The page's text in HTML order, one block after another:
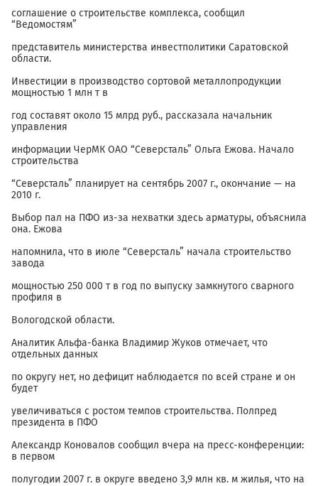
соглашение о строительстве комплекса, сообщил
“Ведомостям”
представитель министерства инвестполитики Саратовской
области.
Инвестиции в производство сортовой металлопродукции
мощностью 1 млн т в
год составят около 15 млрд руб., рассказала начальник
управления
информации ЧерМК ОАО “Северсталь” Ольга Ежова. Начало
строительства
“Северсталь” планирует на сентябрь 2007 г., окончание — на
2010 г.
Выбор пал на ПФО из-за нехватки здесь арматуры, объяснила
она. Ежова
напомнила, что в июле “Северсталь” начала строительство
завода
мощностью 250 000 т в год по выпуску замкнутого сварного
профиля в
Вологодской области.
Аналитик Альфа-банка Владимир Жуков отмечает, что
отдельных данных
по округу нет, но дефицит наблюдается по всей стране и он
будет
увеличиваться с ростом темпов строительства. Полпред
президента в ПФО
Александр Коновалов сообщил вчера на пресс-конференции:
в первом
полугодии 2007 г. в округе введено 3,9 млн кв. м жилья, что на